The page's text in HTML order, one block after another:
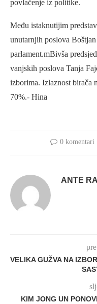
povlačenje iz politike.
Među istaknutijim
unutarnjih poslova
parlament.mBivša
vanjskih poslova Tanja
izborima. Izlaznost birača
70%.- Hina
0 komentari
ANTE
VELIKA GUŽVA NA
KIM JONG UN